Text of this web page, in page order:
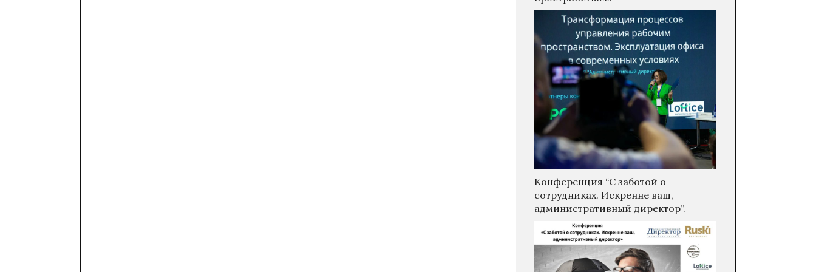
Конференция “С заботой о
сотрудниках. Искренне ваш,
административный директор”.